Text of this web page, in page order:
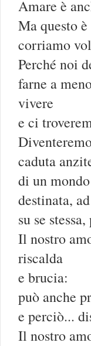
Amare è
Ma questo
corriamo
Perché noi
farne a
vivere
e ci
caduta
di un
destinata,
su se
Il nostro
riscalda
e brucia:
può anche
e perciò...
Il nostro